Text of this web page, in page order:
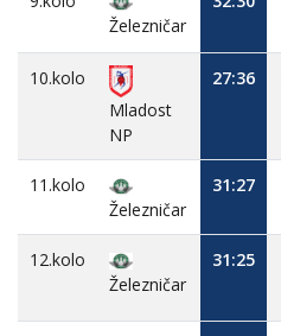
Železničar
10.kolo
Mladost
NP
27:36
11.kolo
Železničar
31:27
12.kolo
Železničar
31:25